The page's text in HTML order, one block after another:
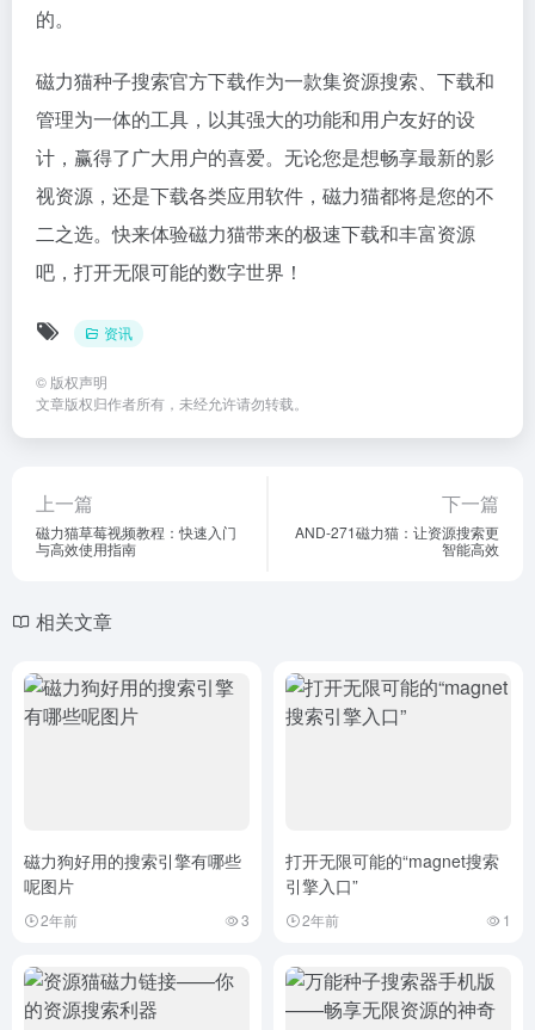
的。
磁力猫种子搜索官方下载作为一款集资源搜索、下载和
管理为一体的工具，以其强大的功能和用户友好的设
计，赢得了广大用户的喜爱。无论您是想畅享最新的影
视资源，还是下载各类应用软件，磁力猫都将是您的不
二之选。快来体验磁力猫带来的极速下载和丰富资源
吧，打开无限可能的数字世界！
资讯
© 版权声明
文章版权归作者所有，未经允许请勿转载。
上一篇
磁力猫草莓视频教程：快速入门
与高效使用指南
下一篇
AND-271磁力猫：让资源搜索更
智能高效
相关文章
磁力狗好用的搜索引擎有哪些
呢图片
2年前 3
打开无限可能的“magnet搜索
引擎入口”
2年前 1